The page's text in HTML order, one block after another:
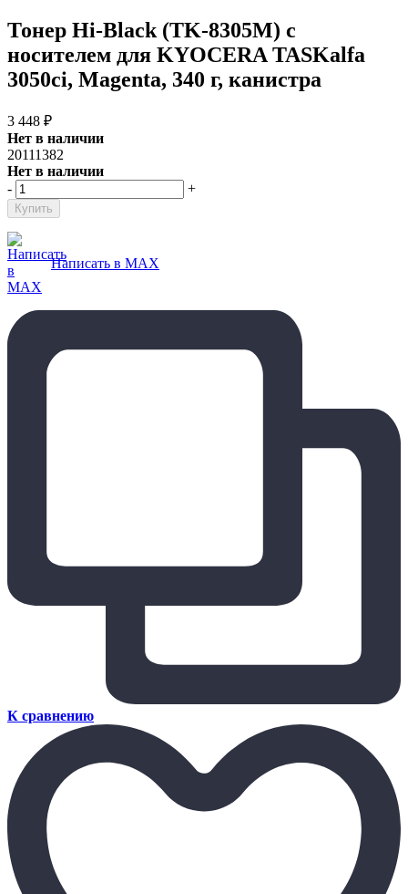
Тонер Hi-Black (TK-8305M) с
носителем для KYOCERA TASKalfa
3050ci, Magenta, 340 г, канистра
3 448 ₽
Нет в наличии
20111382
Нет в наличии
-
+
Написать в MAX
К сравнению